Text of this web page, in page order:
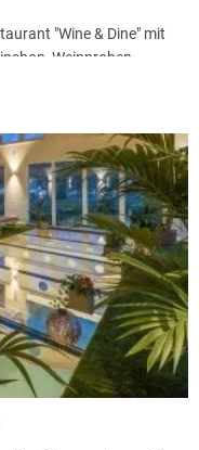
"Wine & Dine" mit
Weinproben,
RESORT:
kostenloser
RESORT gehören die
Weinberge, mit
Biketouren, saisonale
Küche, Wohn-
durch die hervorragend
Das Zentrum von
Cafes und